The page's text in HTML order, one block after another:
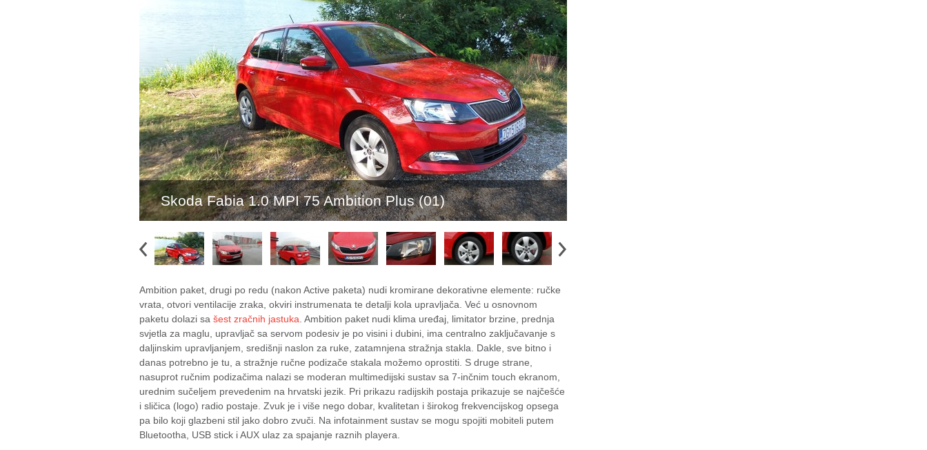
Skoda Fabia 1.0 MPI 75 Ambition Plus (01)
Ambition paket, drugi po redu (nakon Active paketa) nudi kromirane dekorativne elemente: ručke
vrata, otvori ventilacije zraka, okviri instrumenata te detalji kola upravljača. Već u osnovnom
paketu dolazi sa šest zračnih jastuka . Ambition paket nudi klima uređaj, limitator brzine, prednja
svjetla za maglu, upravljač sa servom podesiv je po visini i dubini, ima centralno zaključavanje s
daljinskim upravljanjem, središnji naslon za ruke, zatamnjena stražnja stakla. Dakle, sve bitno i
danas potrebno je tu, a stražnje ručne podizače stakala možemo oprostiti. S druge strane,
nasuprot ručnim podizačima nalazi se moderan multimedijski sustav sa 7-inčnim touch ekranom,
urednim sučeljem prevedenim na hrvatski jezik. Pri prikazu radijskih postaja prikazuje se najčešće
i sličica (logo) radio postaje. Zvuk je i više nego dobar, kvalitetan i širokog frekvencijskog opsega
pa bilo koji glazbeni stil jako dobro zvuči. Na infotainment sustav se mogu spojiti mobiteli putem
Bluetootha, USB stick i AUX ulaz za spajanje raznih playera.